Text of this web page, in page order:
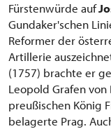
Fürstenwürde auf
Gundaker'schen
Reformer der
Artillerie
(1757) brachte er
Leopold Grafen
preußischen König
belagerte Prag.